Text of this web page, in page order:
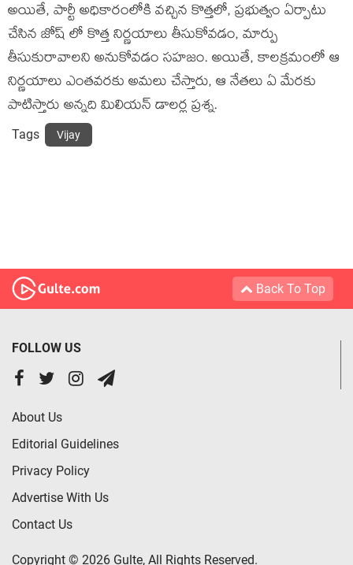
అయితే, పార్టీ అధికారంలోకి వచ్చిన కొత్తలో, ప్రభుత్వం ఏర్పాటు
చేసిన జోష్ లో కొత్త నిర్ణయాలు తీసుకోవడం, మార్పు
తీసుకురావాలని అనుకోవడం సహజం. అయితే, కాలక్రమంలో ఆ
నిర్ణయాలు ఎంతవరకు అమలు చేస్తారు, ఆ నేతలు ఏ మేరకు
పాటిస్తారు అన్నది మిలియన్ డాలర్ల ప్రశ్న.
Tags Vijay
Back To Top
FOLLOW US
About Us
Editorial Guidelines
Privacy Policy
Advertise With Us
Contact Us
Copyright © 2026 Gulte, All Rights Reserved.